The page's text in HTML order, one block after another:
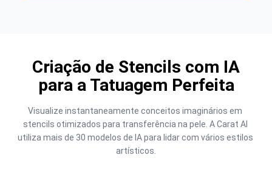
Criação de Stencils com IA
para a Tatuagem Perfeita
Visualize instantaneamente conceitos imaginários em
stencils otimizados para transferência na pele. A Carat AI
utiliza mais de 30 modelos de IA para lidar com vários estilos
artísticos.